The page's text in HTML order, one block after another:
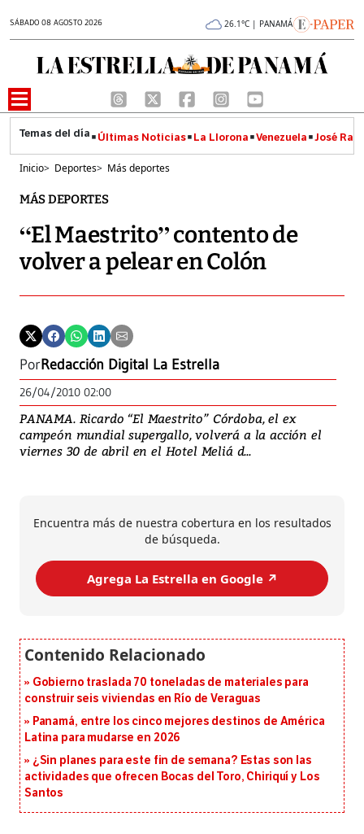
SÁBADO 08 AGOSTO 2026 26.1°C | PANAMÁ
Últimas Noticias La Llorona Venezuela José
Inicio> Deportes> Más deportes
MÁS DEPORTES
“El Maestrito” contento de
volver a pelear en Colón
PorRedacción Digital La Estrella
26/04/2010 02:00
PANAMA. Ricardo “El Maestrito” Córdoba, el ex
campeón mundial supergallo, volverá a la acción el
viernes 30 de abril en el Hotel Meliá d...
Encuentra más de nuestra cobertura en los resultados
de búsqueda.
Agrega La Estrella en Google ↗️
Gobierno traslada 70 toneladas de materiales para
construir seis viviendas en Río de Veraguas
Panamá, entre los cinco mejores destinos de América
Latina para mudarse en 2026
¿Sin planes para este fin de semana? Estas son las
actividades que ofrecen Bocas del Toro, Chiriquí y Los
Santos